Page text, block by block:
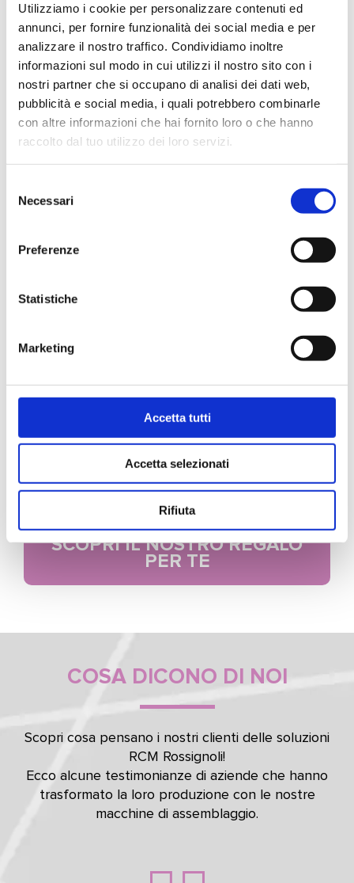
Utilizziamo i cookie per personalizzare contenuti ed
annunci, per fornire funzionalità dei social media e per
analizzare il nostro traffico. Condividiamo inoltre
informazioni sul modo in cui utilizzi il nostro sito con i
nostri partner che si occupano di analisi dei dati web,
pubblicità e social media, i quali potrebbero combinarle
con altre informazioni che hai fornito loro o che hanno
raccolto dal tuo utilizzo dei loro servizi.
delNecessari
Preferenze
Statistiche
Marketing
Accetta tutti
Accetta selezionati
Rifiuta
offriamosoluzioni innovative e digrande
affidabilità.
SCOPRI IL NOSTRO REGALO
PER TE
COSA DICONO DI NOI
Scopri cosa pensano i nostri clienti delle soluzioni
RCM Rossignoli!
Ecco alcune testimonianze di aziende che hanno
trasformato la loro produzione con le nostre
macchine di assemblaggio.